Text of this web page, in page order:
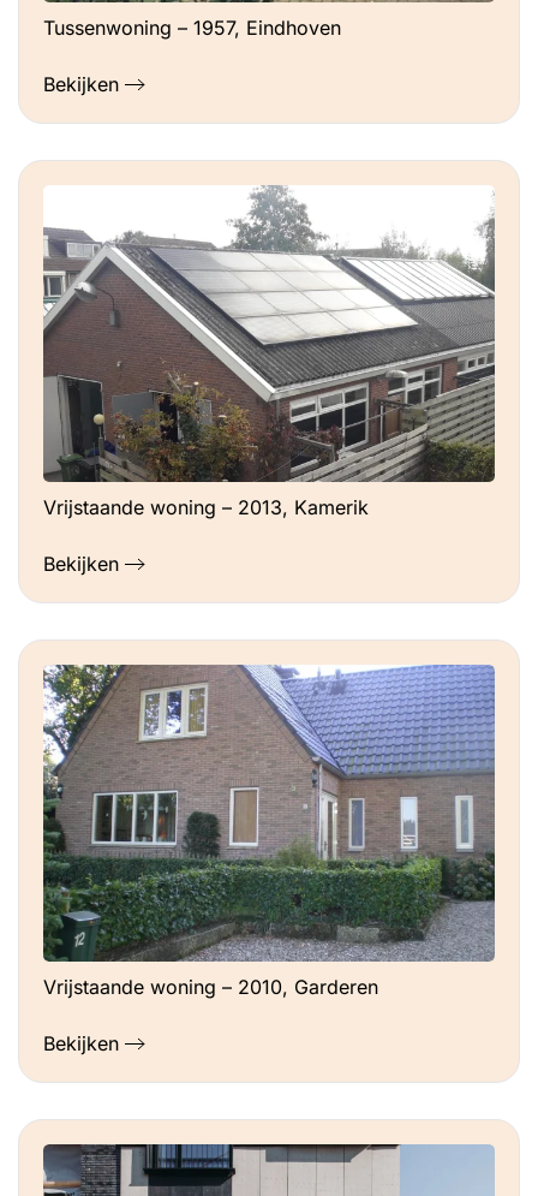
Tussenwoning – 1957, Eindhoven
Bekijken
Vrijstaande woning – 2013, Kamerik
Bekijken
Vrijstaande woning – 2010, Garderen
Bekijken